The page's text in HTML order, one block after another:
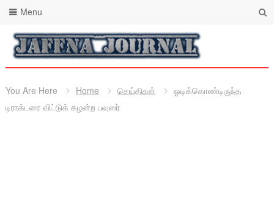
Menu
You Are Here Home செய்திகள்
ஓடிக்கொண்டிருந்த
டிராக்டரை விட்டுக் கழன்ற பவுஸர்